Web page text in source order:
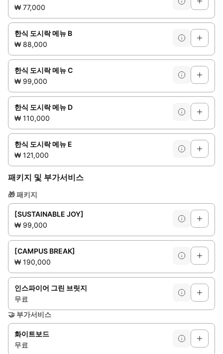
₩ 77,000
한식 도시락 메뉴 B
₩ 88,000
한식 도시락 메뉴 C
₩ 99,000
한식 도시락 메뉴 D
₩ 110,000
한식 도시락 메뉴 E
₩ 121,000
패키지 및 부가서비스
🎁패키지
[SUSTAINABLE JOY]
₩ 99,000
[CAMPUS BREAK]
₩ 190,000
인스파이어 그린 브릿지
무료
🤝 부가서비스
화이트보드
무료